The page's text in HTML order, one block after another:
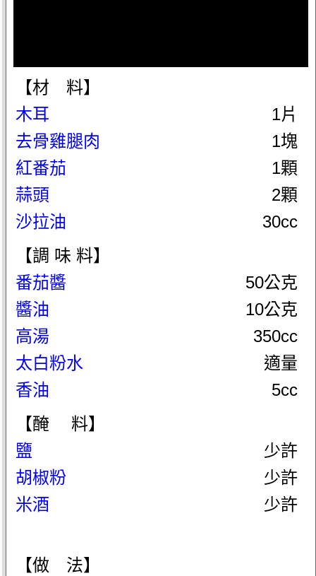
【材 料】
木耳
1片
去骨雞腿肉
1塊
紅番茄
1顆
蒜頭
2顆
沙拉油
30cc
【調 味 料】
番茄醬
50公克
醬油
10公克
高湯
350cc
太白粉水
適量
香油
5cc
【醃 料】
鹽
少許
胡椒粉
少許
米酒
少許
【做 法】